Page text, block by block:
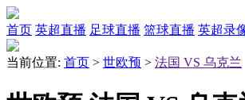
首页 英超直播 足球直播 篮球直播 英超录
当前位置: 首页 > 世欧预 > 法国 VS 乌克兰